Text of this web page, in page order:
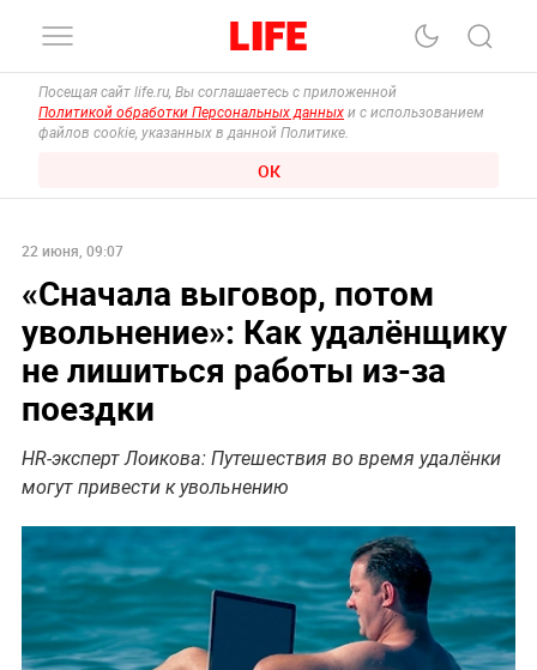
Посещая сайт life.ru, Вы соглашаетесь с приложенной
Политикой обработки Персональных данных и с использованием
файлов cookie, указанных в данной Политике.
ОК
22 июня, 09:07
«Сначала выговор, потом
увольнение»: Как удалёнщику
не лишиться работы из-за
поездки
HR-эксперт Лоикова: Путешествия во время удалёнки
могут привести к увольнению